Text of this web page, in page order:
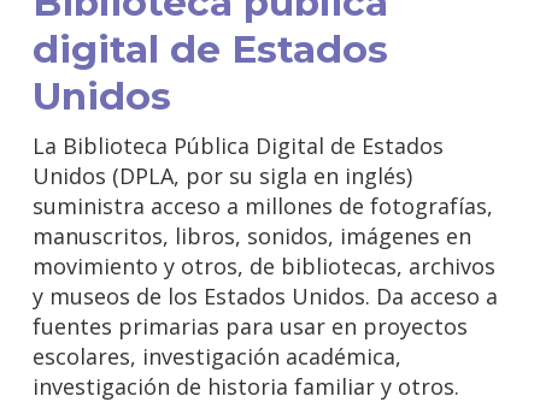
digital de Estados
Unidos
La Biblioteca Pública Digital de Estados
Unidos (DPLA, por su sigla en inglés)
suministra acceso a millones de fotografías,
manuscritos, libros, sonidos, imágenes en
movimiento y otros, de bibliotecas, archivos
y museos de los Estados Unidos. Da acceso a
fuentes primarias para usar en proyectos
escolares, investigación académica,
investigación de historia familiar y otros.